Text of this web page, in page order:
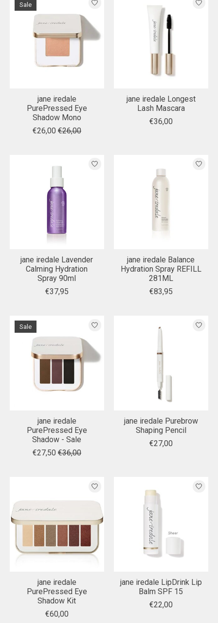
Sale
jane iredale
PurePressed Eye
Shadow Mono
€26,00 €26,00
jane iredale Longest
Lash Mascara
€36,00
jane iredale Lavender
Calming Hydration
Spray 90ml
€37,95
jane iredale Balance
Hydration Spray REFILL
281ML
€83,95
Sale
jane iredale
PurePressed Eye
Shadow - Sale
€27,50 €36,00
jane iredale Purebrow
Shaping Pencil
€27,00
jane iredale
PurePressed Eye
Shadow Kit
€60,00
jane iredale LipDrink Lip
Balm SPF 15
€22,00